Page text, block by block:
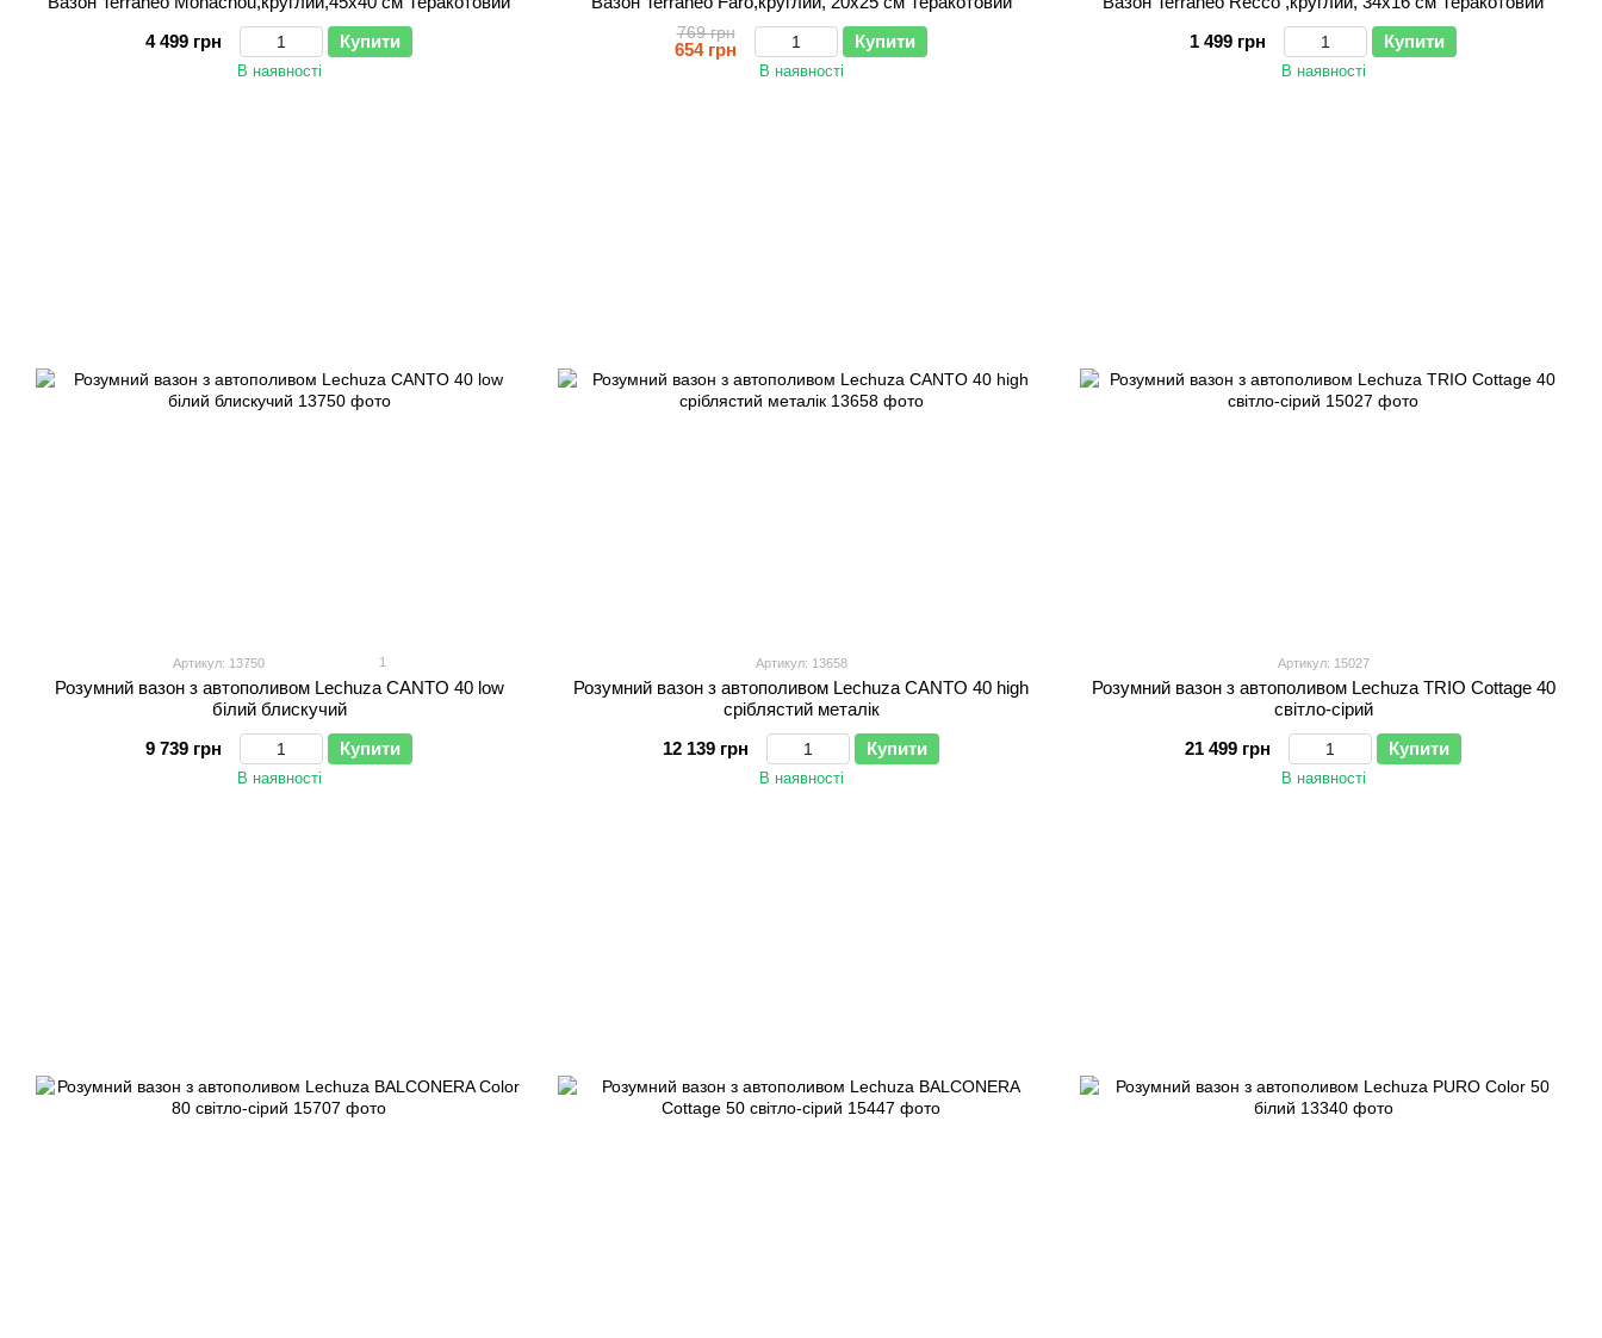
4 499 грн
Купити
В наявності
769 грн
654 грн Купити
В наявності
1 499 грн
Купити
В наявності
Артикул: 13750 1
Розумний вазон з автополивом Lechuza CANTO 40 low
білий блискучий
9 739 грн
Купити
В наявності
Артикул: 13658
Розумний вазон з автополивом Lechuza CANTO 40 high
сріблястий металік
12 139 грн
Купити
В наявності
Артикул: 15027
Розумний вазон з автополивом Lechuza TRIO Cottage 40
світло-сірий
21 499 грн
Купити
В наявності